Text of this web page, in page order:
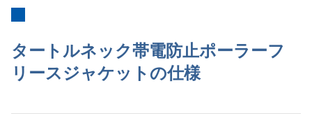
タートルネック帯電防止ポーラーフ
リースジャケットの仕様